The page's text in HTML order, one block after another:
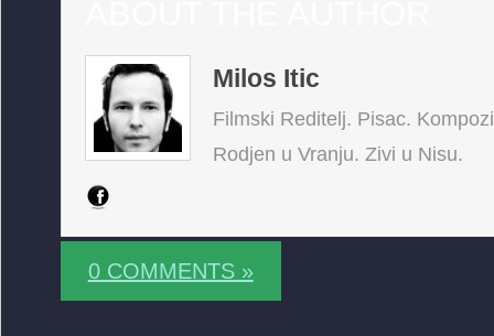
Milos Itic
Filmski Reditelj. Pisac.
Rodjen u Vranju. Zivi u Nisu.
0 COMMENTS »